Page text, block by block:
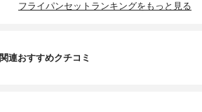
フライパンセットランキングをもっと見る
関連おすすめクチコミ